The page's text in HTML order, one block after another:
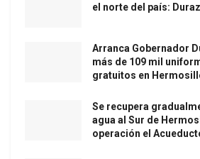
el norte del país:
Arranca Gobernador
más de 109 mil
gratuitos en
Se recupera
agua al Sur de
operación el